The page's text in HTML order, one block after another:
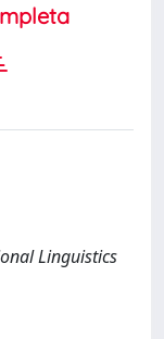
Linguistics